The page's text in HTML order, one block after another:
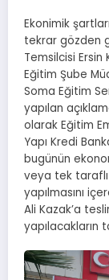
Ekonimik
tekrar gözden
Temsilcisi
Eğitim Şube
Soma Eğitim
yapılan
olarak Eğitim
Yapı Kredi
bugünün
veya tek taraflı
yapılmasını
Ali Kazak’a
yapılacakların